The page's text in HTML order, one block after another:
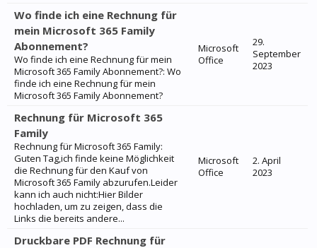
Wo finde ich eine Rechnung für
mein Microsoft 365 Family
Abonnement?
Wo finde ich eine Rechnung für mein
Microsoft 365 Family Abonnement?: Wo
finde ich eine Rechnung für mein
Microsoft 365 Family Abonnement?
Microsoft
Office
29.
September
2023
Rechnung für Microsoft 365
Family
Rechnung für Microsoft 365 Family:
Guten Tag,ich finde keine Möglichkeit
die Rechnung für den Kauf von
Microsoft 365 Family abzurufen.Leider
kann ich auch nicht:Hier Bilder
hochladen, um zu zeigen, dass die
Links die bereits andere...
Microsoft
Office
2. April
2023
Druckbare PDF Rechnung für